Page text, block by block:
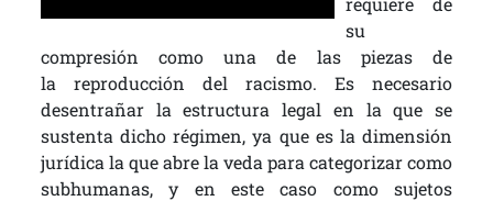
su
compresión como una de las piezas de
la reproducción del racismo. Es necesario
desentrañar la estructura legal en la que se
sustenta dicho régimen, ya que es la dimensión
jurídica la que abre la veda para categorizar como
subhumanas, y en este caso como sujetos